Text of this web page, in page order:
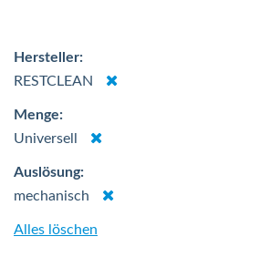
Hersteller
RESTCLEAN
Dies
Menge
Universell
Dies
Auslösung
mechanisch
Dies
Alles löschen